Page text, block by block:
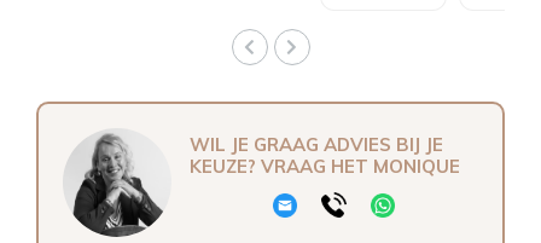
WIL JE GRAAG ADVIES BIJ JE
KEUZE? VRAAG HET MONIQUE